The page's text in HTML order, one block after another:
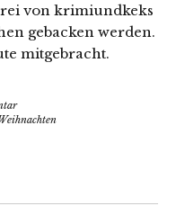
von krimiundkeks
gebacken werden.
mitgebracht.